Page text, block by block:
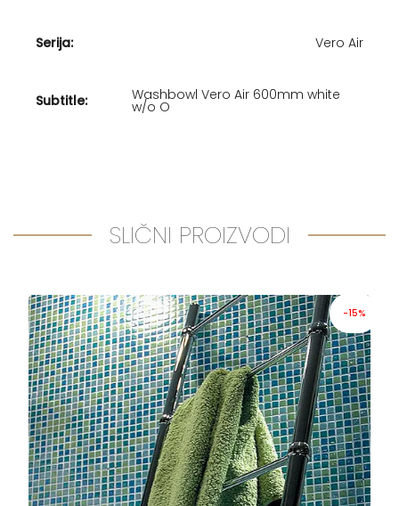
Serija: Vero Air
Subtitle: Washbowl Vero Air 600mm white
w/o O
SLIČNI PROIZVODI
-15%